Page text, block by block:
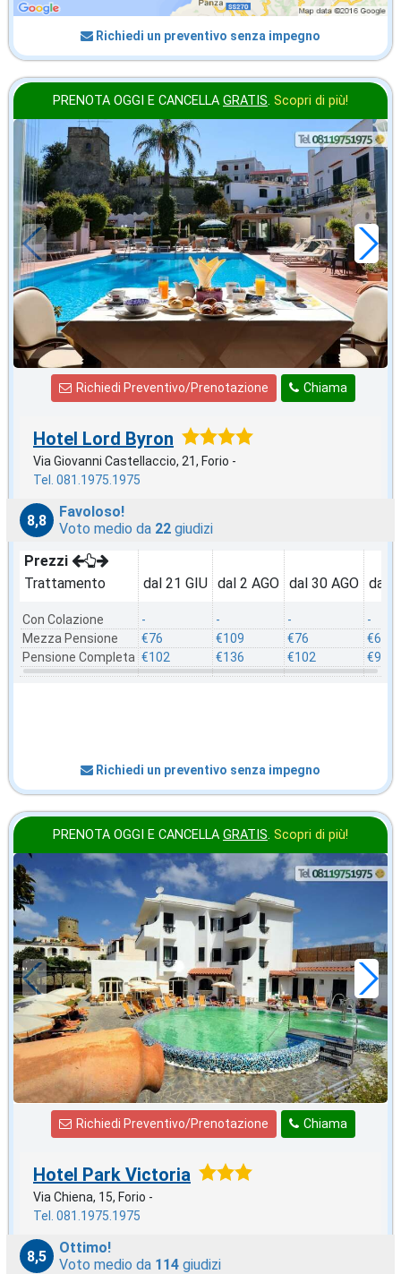
Richiedi un preventivo senza impegno
PRENOTA OGGI E CANCELLA GRATIS. Scopri di più!
agosto
in offerta da
€76,00
a notte
Chiama
Richiedi Preventivo/Prenotazione
Hotel Lord Byron
Via Giovanni Castellaccio, 21, Forio -
Tel. 081.1975.1975
8,8
Favoloso!
Voto medio da 22 giudizi
Prezzi
Trattamento
Con Colazione
Mezza Pensione
Pensione Completa
dal 21 GIU
-
€76
€102
dal 2 AGO
-
€109
€136
dal 30 AGO
-
€76
€102
dal
-
€69
€96
Richiedi un preventivo senza impegno
PRENOTA OGGI E CANCELLA GRATIS. Scopri di più!
agosto
in offerta da
€70,00
a notte
Chiama
Richiedi Preventivo/Prenotazione
Hotel Park Victoria
Via Chiena, 15, Forio -
Tel. 081.1975.1975
8,5
Ottimo!
Voto medio da 114 giudizi